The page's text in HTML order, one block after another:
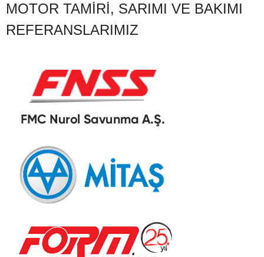
MOTOR TAMIRI, SARIMI VE BAKIMI
REFERANSLARIMIZ